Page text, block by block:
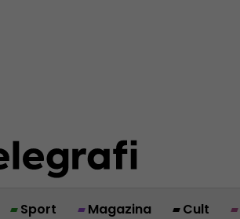
Sport Magazina Cult